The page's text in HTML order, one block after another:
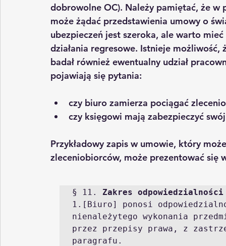
dobrowolne OC). Należy pamiętać, że
może żądać przedstawienia umowy o
ubezpieczeń jest szeroka, ale warto
działania regresowe. Istnieje
badał również ewentualny udział
pojawiają się pytania:
czy biuro zamierza pociągać
czy księgowi mają zabezpieczyć
Przykładowy zapis w umowie, który
zleceniobiorców, może prezentować się
§ 11. Zakres odpowiedzialności
1.[Biuro] ponosi
nienależytego wykonania
przez przepisy prawa, z
paragrafu.